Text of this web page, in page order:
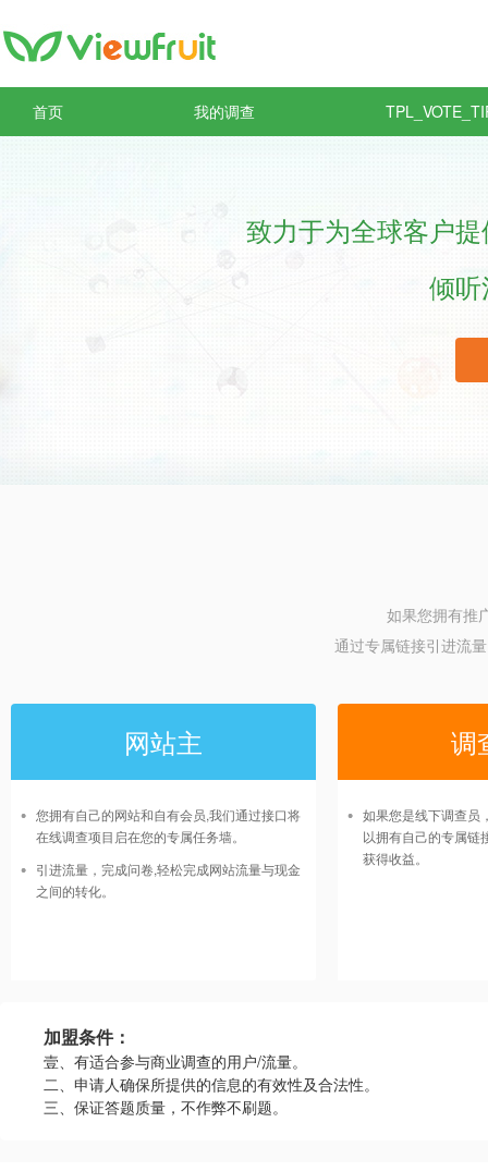
首页 我的调查
致力于为全球客户
倾
如果您拥有推
通过专属链接引进流
网站主
您拥有自己的网站和自有会员,我们通过接口将
在线调查项目启在您的专属任务墙。
引进流量，完成问卷,轻松完成网站流量与现金
之间的转化。
调
如果您是线下调查员
以拥有自己的专属链
获得收益。
加盟条件：
壹、有适合参与商业调查的用户/流量。
二、申请人确保所提供的信息的有效性及合法性。
三、保证答题质量，不作弊不刷题。